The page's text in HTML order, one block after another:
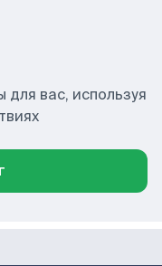
вас, используя